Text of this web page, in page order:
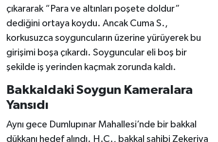
çıkararak “Para ve altınları poşete doldur”
dediğini ortaya koydu. Ancak Cuma S.,
korkusuzca soyguncuların üzerine yürüyerek bu
girişimi boşa çıkardı. Soyguncular eli boş bir
şekilde iş yerinden kaçmak zorunda kaldı.
Bakkaldaki Soygun Kameralara
Yansıdı
Aynı gece Dumlupınar Mahallesi’nde bir bakkal
dükkanı hedef alındı. H.C., bakkal sahibi Zekeriya